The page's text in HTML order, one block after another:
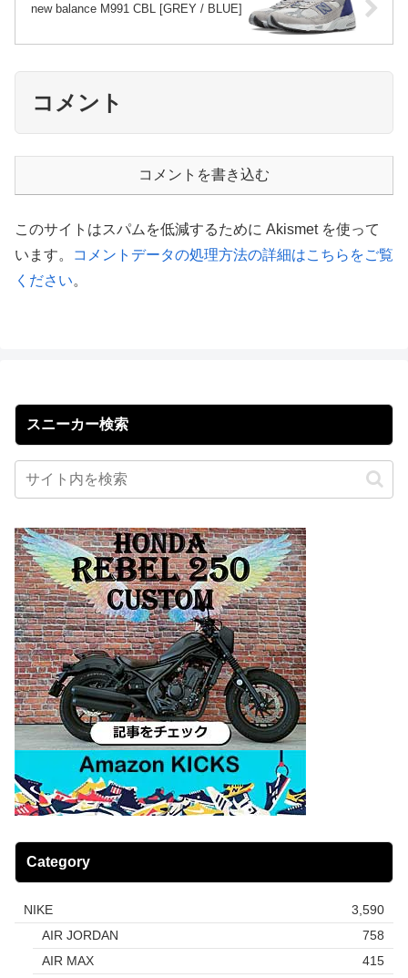
new balance M991 CBL [GREY / BLUE]
コメント
コメントを書き込む
このサイトはスパムを低減するために Akismet を使って
います。
コメントデータの処理方法の詳細はこちらをご覧
ください。
スニーカー検索
Category
NIKE
3,590
AIR JORDAN
758
AIR MAX
415